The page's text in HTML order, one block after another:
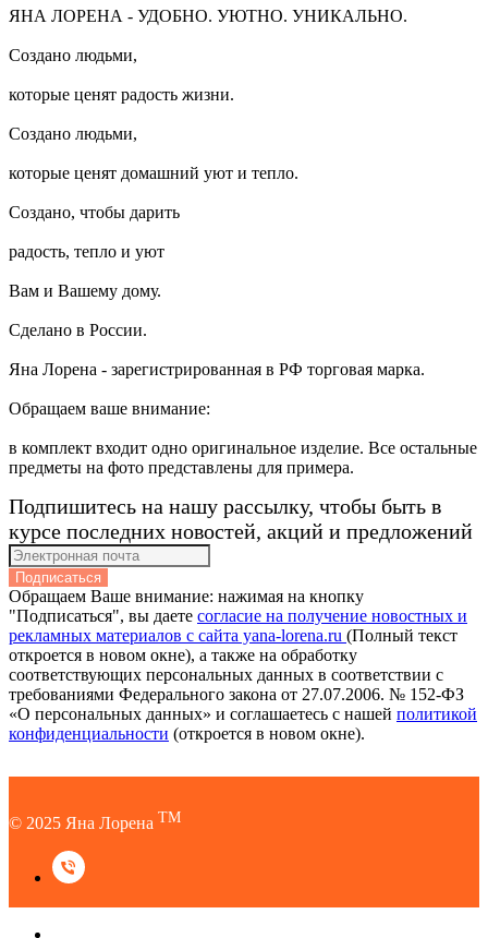
ЯНА ЛОРЕНА - УДОБНО. УЮТНО. УНИКАЛЬНО.
Создано людьми,
которые ценят радость жизни.
Создано людьми,
которые ценят домашний уют и тепло.
Создано, чтобы дарить
радость, тепло и уют
Вам и Вашему дому.
Сделано в России.
Яна Лорена - зарегистрированная в РФ торговая марка.
Обращаем ваше внимание:
в комплект входит одно оригинальное изделие. Все остальные
предметы на фото представлены для примера.
Подпишитесь на нашу рассылку, чтобы быть в
курсе последних новостей, акций и предложений
Подписаться
Обращаем Ваше внимание: нажимая на кнопку
"Подписаться", вы даете согласие на получение новостных и
рекламных материалов с сайта yana-lorena.ru (Полный текст
откроется в новом окне), а также на обработку
соответствующих персональных данных в соответствии с
требованиями Федерального закона от 27.07.2006. № 152-ФЗ
«О персональных данных» и соглашаетесь c нашей политикой
конфиденциальности (откроется в новом окне).
© 2025 Яна Лорена TM